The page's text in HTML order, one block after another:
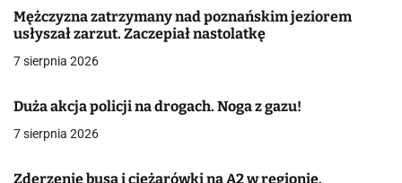
c
j
w
Mężczyzna zatrzymany nad poznańskim jeziorem
usłyszał zarzut. Zaczepiał nastolatkę
7 sierpnia 2026
Duża akcja policji na drogach. Noga z gazu!
7 sierpnia 2026
Zderzenie busa i ciężarówki na A2 w regionie.